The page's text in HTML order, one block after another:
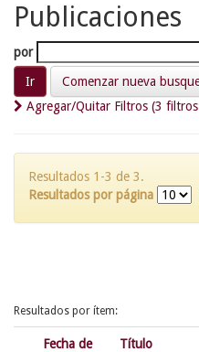
Publicaciones
por
Comenzar nueva
Agregar/Quitar Filtros (3
Resultados 1-3 de 3.
Resultados por página
Resultados por ítem:
Fecha de
Título